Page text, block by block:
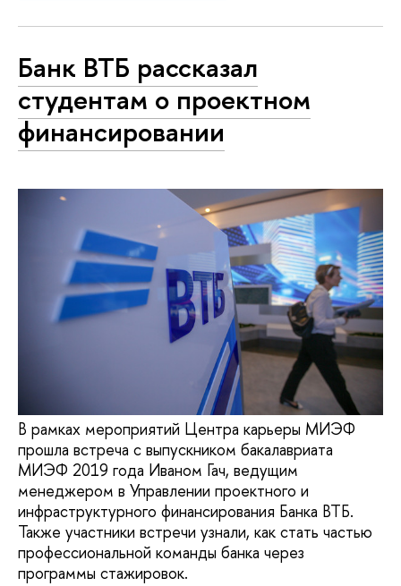
Банк ВТБ рассказал
студентам о проектном
финансировании
В рамках мероприятий Центра карьеры МИЭФ
прошла встреча с выпускником бакалавриата
МИЭФ 2019 года Иваном Гач, ведущим
менеджером в Управлении проектного и
инфраструктурного финансирования Банка ВТБ.
Также участники встречи узнали, как стать частью
профессиональной команды банка через
программы стажировок.